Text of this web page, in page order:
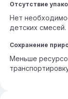
Отсутствие
Нет
детских смесей.
Сохранение
Меньше